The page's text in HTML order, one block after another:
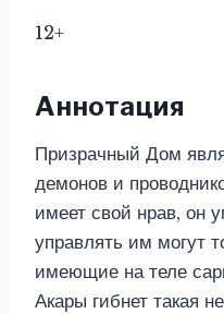
12+
Аннотация
Призрачный Дом
демонов и
имеет свой нрав, он
управлять им могут
имеющие на теле
Акары гибнет такая